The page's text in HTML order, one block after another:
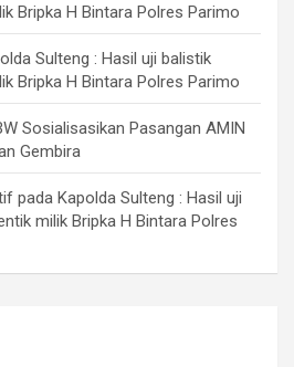
Bripka H Bintara Polres Parimo
Sulteng : Hasil uji balistik
Bripka H Bintara Polres Parimo
Sosialisasikan Pasangan AMIN
Gembira
pada Kapolda Sulteng : Hasil uji
milik Bripka H Bintara Polres